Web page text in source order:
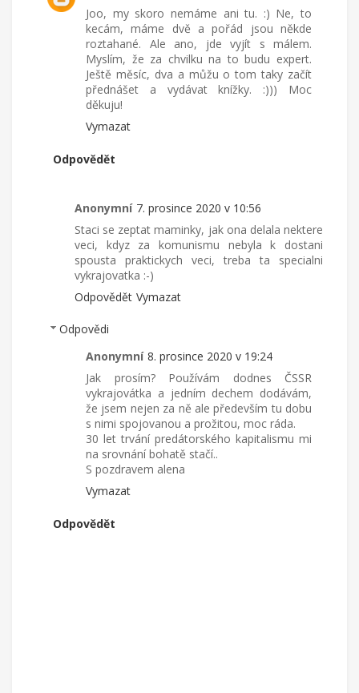
Joo, my skoro nemáme ani tu. :) Ne, to
kecám, máme dvě a pořád jsou někde
roztahané. Ale ano, jde vyjít s málem.
Myslím, že za chvilku na to budu expert.
Ještě měsíc, dva a můžu o tom taky začít
přednášet a vydávat knížky. :))) Moc
děkuju!
Vymazat
Odpovědět
Anonymní 7. prosince 2020 v 10:56
Staci se zeptat maminky, jak ona delala nektere
veci, kdyz za komunismu nebyla k dostani
spousta praktickych veci, treba ta specialni
vykrajovatka :-)
Odpovědět Vymazat
Odpovědi
Anonymní 8. prosince 2020 v 19:24
Jak prosím? Používám dodnes ČSSR
vykrajovátka a jedním dechem dodávám,
že jsem nejen za ně ale především tu dobu
s nimi spojovanou a prožitou, moc ráda.
30 let trvání predátorského kapitalismu mi
na srovnání bohatě stačí..
S pozdravem alena
Vymazat
Odpovědět